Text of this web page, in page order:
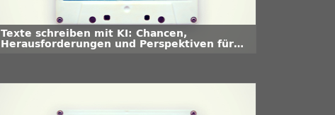
Texte schreiben mit KI: Chancen,
Herausforderungen und Perspektiven für